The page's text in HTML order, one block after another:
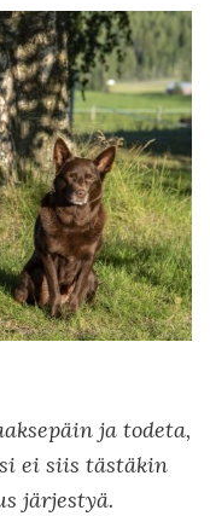
ja todeta,
ei siis tästäkin
järjestyä.